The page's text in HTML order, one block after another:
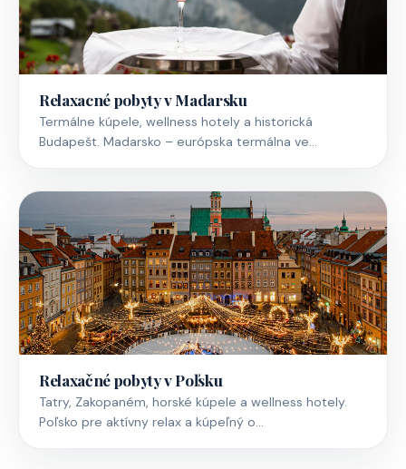
Relaxacné pobyty v Madarsku
Termálne kúpele, wellness hotely a historická
Budapešt. Madarsko – európska termálna ve…
Relaxačné pobyty v Poľsku
Tatry, Zakopaném, horské kúpele a wellness hotely.
Poľsko pre aktívny relax a kúpeľný o…